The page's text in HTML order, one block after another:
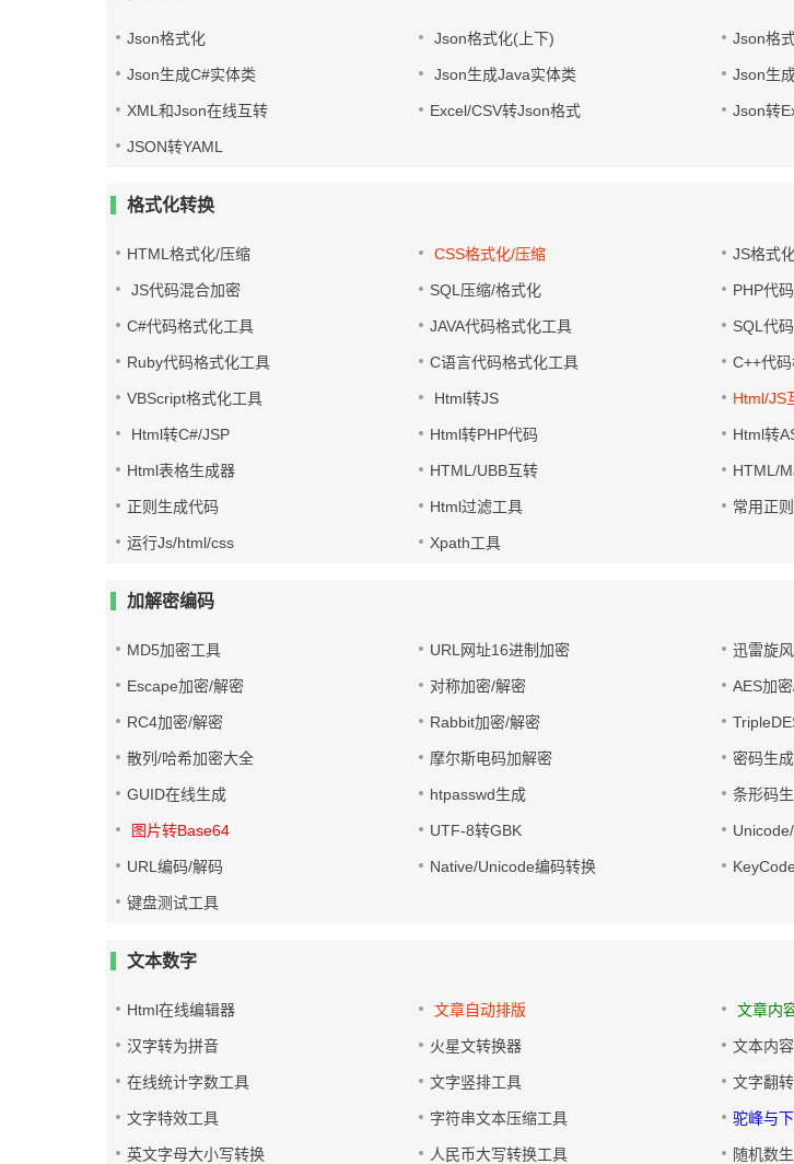
Json格式化 Json格式化(上下) Json格
Json生成C#实体类 Json生成Java实体类 Json生
XML和Json在线互转 Excel/CSV转Json格式 Json转
JSON转YAML
格式化转换
HTML格式化/压缩 CSS格式化/压缩 JS格式
JS代码混合加密 SQL压缩/格式化 PHP代
C#代码格式化工具 JAVA代码格式化工具 SQL代
Ruby代码格式化工具 C语言代码格式化工具 C++代
VBScript格式化工具 Html转JS Html/JS
Html转C#/JSP Html转PHP代码 Html转
Html表格生成器 HTML/UBB互转 HTML/
正则生成代码 Html过滤工具 常用正
运行Js/html/css Xpath工具
加解密编码
MD5加密工具 URL网址16进制加密 迅雷旋
Escape加密/解密 对称加密/解密 AES加
RC4加密/解密 Rabbit加密/解密
散列/哈希加密大全 摩尔斯电码加解密 密码生
GUID在线生成 htpasswd生成 条形码
图片转Base64 UTF-8转GBK
URL编码/解码 Native/Unicode编码转换
键盘测试工具
文本数字
Html在线编辑器 文章自动排版 文章内
汉字转为拼音 火星文转换器 文本内
在线统计字数工具 文字竖排工具 文字翻
文字特效工具 字符串文本压缩工具 驼峰与
英文字母大小写转换 人民币大写转换工具 随机数